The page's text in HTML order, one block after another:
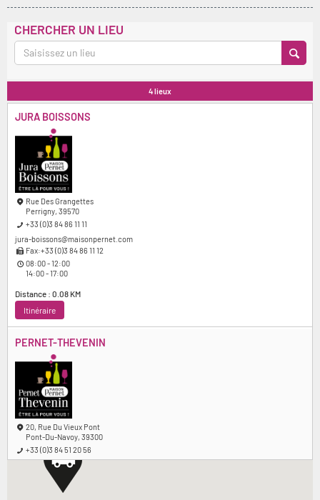
CHERCHER UN LIEU
4lieux
JURA BOISSONS
Rue Des Grangettes
Perrigny, 39570
+33 (0)3 84 86 11 11
jura-boissons@maisonpernet.com
Fax:+33 (0)3 84 86 11 12
08:00 - 12:00
14:00 - 17:00
Distance : 0.08 KM
Itinéraire
PERNET-THEVENIN
20, Rue Du Vieux Pont
Pont-Du-Navoy, 39300
+33 (0)3 84 51 20 56
pernet-thevenin@maisonpernet.com
Fax:+33 (0)3 84 51 25 84